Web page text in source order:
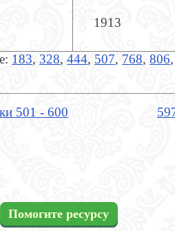
1913
183, 328,444, 507, 768,806
501 - 600
Помогите ресурсу